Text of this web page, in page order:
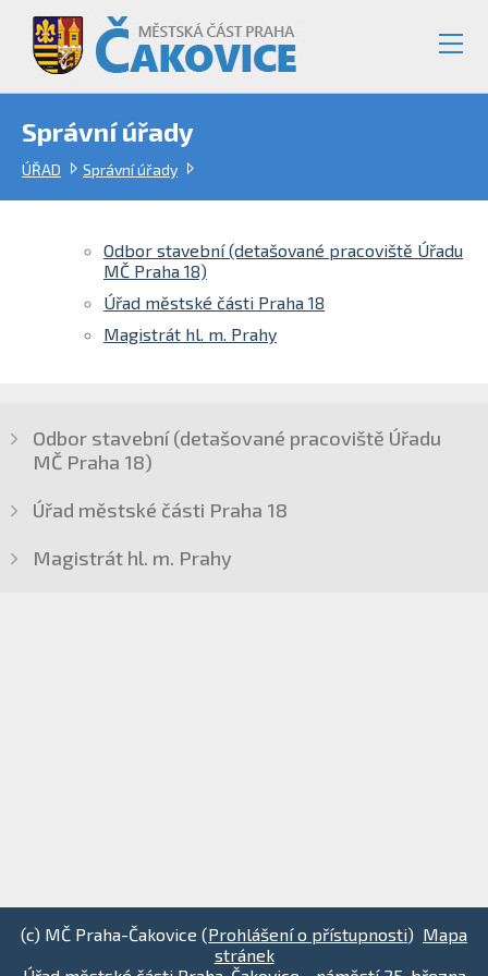
Správní úřady
ÚŘAD Správní úřady
Odbor stavební (detašované pracoviště Úřadu
MČ Praha 18)
Úřad městské části Praha 18
Magistrát hl. m. Prahy
Odbor stavební (detašované pracoviště Úřadu
MČ Praha 18)
Úřad městské části Praha 18
Magistrát hl. m. Prahy
(c) MČ Praha-Čakovice (Prohlášení o přístupnosti) Mapa
stránek